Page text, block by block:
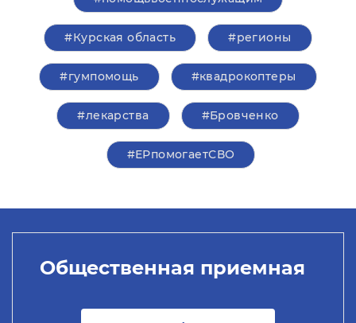
#Курская область #регионы
#гумпомощь #квадрокоптеры
#лекарства #Бровченко
#ЕРпомогаетСВО
Общественная приемная